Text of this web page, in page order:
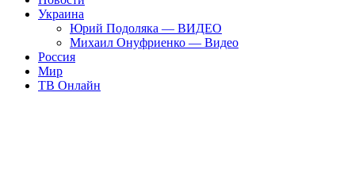
Украина
Юрий Подоляка — ВИДЕО
Михаил Онуфриенко — Видео
Россия
Мир
ТВ Онлайн